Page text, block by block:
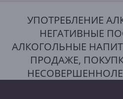
УПОТРЕБЛЕНИЕ
НЕГАТИВНЫЕ
АЛКОГОЛЬНЫЕ
ПРОДАЖЕ,